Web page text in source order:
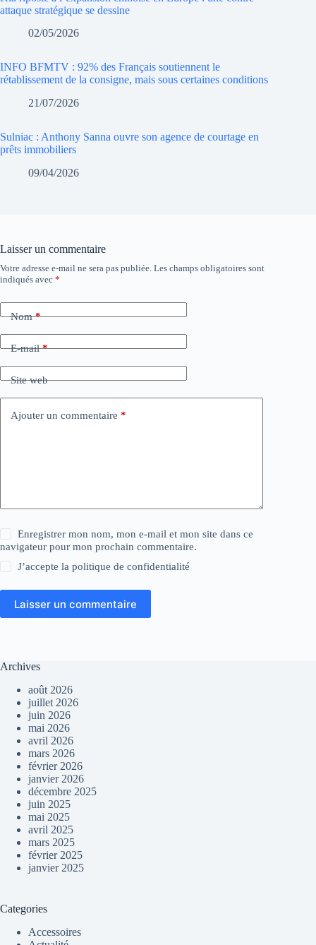
attaque stratégique se dessine
02/05/2026
INFO BFMTV : 92% des Français soutiennent le
rétablissement de la consigne, mais sous certaines conditions
21/07/2026
Sulniac : Anthony Sanna ouvre son agence de courtage en
prêts immobiliers
09/04/2026
Laisser un commentaire
Votre adresse e-mail ne sera pas publiée. Les champs obligatoires sont
indiqués avec *
Nom*
E-mail*
Site web
Ajouter un commentaire *
Enregistrer mon nom, mon e-mail et mon site dans ce
navigateur pour mon prochain commentaire.
J’accepte lapolitique de confidentialité
Laisser un commentaire
Archives
août 2026
juillet 2026
juin 2026
mai 2026
avril 2026
mars 2026
février 2026
janvier 2026
décembre 2025
juin 2025
mai 2025
avril 2025
mars 2025
février 2025
janvier 2025
Categories
Accessoires